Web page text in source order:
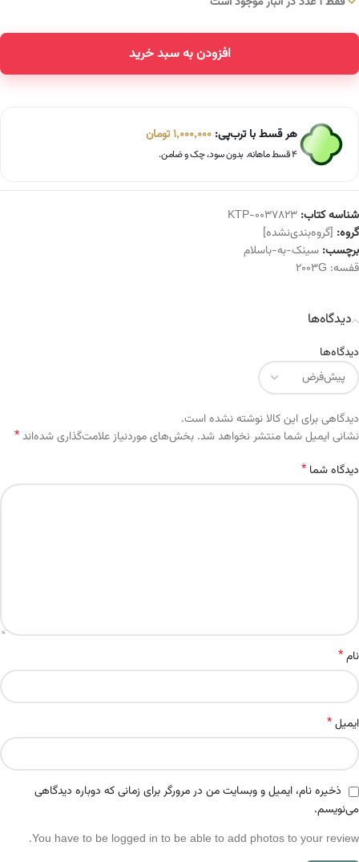
افزودن به سبد خرید
هر قسط با ترب‌پی: 1,000,000تومان
۴ قسط ماهانه. بدون سود، چک و ضامن.
شناسه کتاب: KTP-0037823
گروه: [گروه‌بندی‌نشده]
برچسب: سینک-به-باسلام
قفسه: 2003G
دیدگاه‌ها
دیدگاه‌ها
دیدگاهی برای این کالا نوشته نشده است.
نشانی ایمیل شما منتشر نخواهد شد. بخش‌های موردنیاز علامت‌گذاری شده‌اند*
دیدگاه شما *
نام*
ایمیل*
ذخیره نام، ایمیل و وبسایت من در مرورگر برای زمانی که دوباره دیدگاهی
می‌نویسم.
You have to be logged in to be able to add photos to your review.
Alternative: